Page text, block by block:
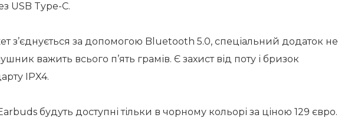
USB Type-C.
з’єднується за допомогою Bluetooth 5.0, спеціальний додаток не
важить всього п’ять грамів. Є захист від поту і бризок
IPX4.
будуть доступні тільки в чорному кольорі за ціною 129 євро.